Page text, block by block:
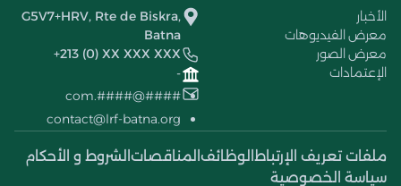
الأخبار
معرض الفيديوهات
معرض الصور
الإعتمادات
G5V7+HRV, Rte de Biskra,
Batna
+213 (0) XX XXX XXX
-
####@####.com
contact@lrf-batna.org
ملفات تعريف الإرتباط الوظائف المناقصات الشروط و الأحكام
سياسة الخصوصية